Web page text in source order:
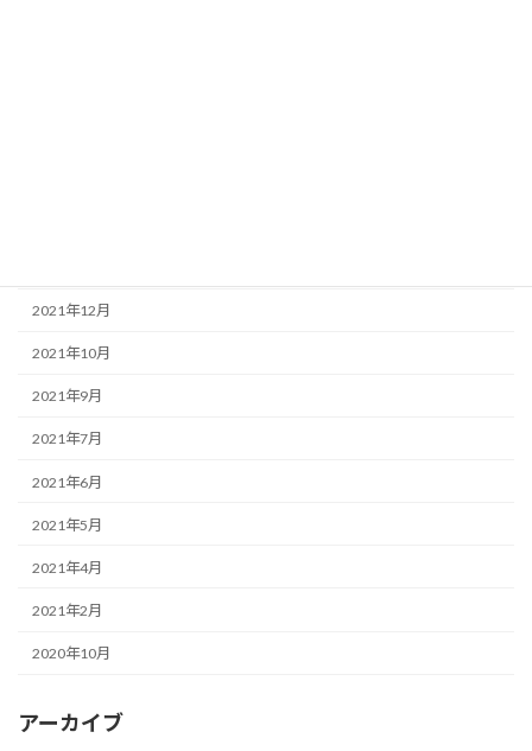
2021年12月
2021年10月
2021年9月
2021年7月
2021年6月
2021年5月
2021年4月
2021年2月
2020年10月
アーカイブ